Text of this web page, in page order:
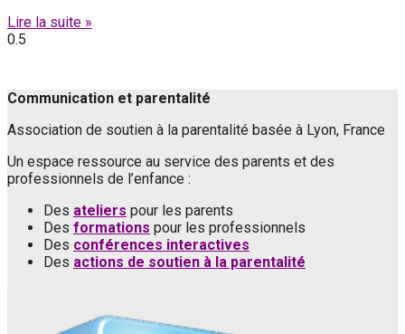
Lire la suite »
Communication et parentalité
Association de soutien à la parentalité basée à Lyon, France
Un espace ressource au service des parents et des
professionnels de l’enfance :
Des ateliers pour les parents
Des formations pour les professionnels
Des conférences interactives
Des actions de soutien à la parentalité